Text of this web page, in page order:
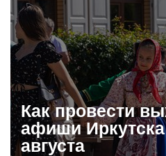
Как провести
афиши
августа